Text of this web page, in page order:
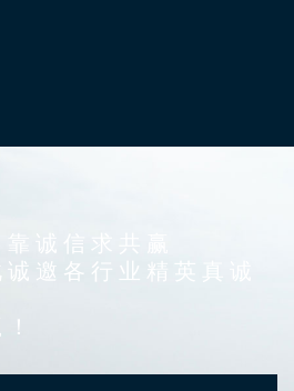
诚信求共赢
邀各行业精英真诚